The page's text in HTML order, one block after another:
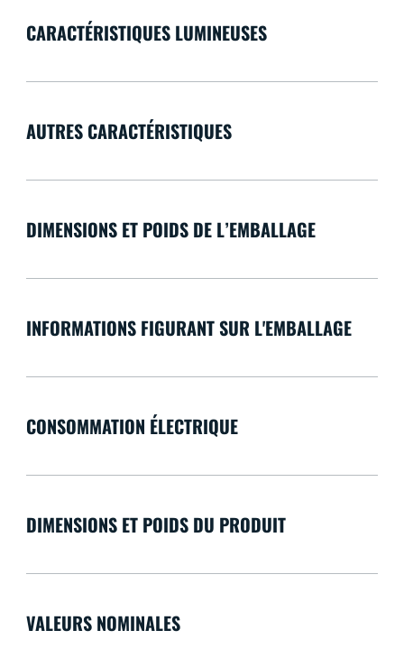
CARACTÉRISTIQUES LUMINEUSES
AUTRES CARACTÉRISTIQUES
DIMENSIONS ET POIDS DE L’EMBALLAGE
INFORMATIONS FIGURANT SUR L'EMBALLAGE
CONSOMMATION ÉLECTRIQUE
DIMENSIONS ET POIDS DU PRODUIT
VALEURS NOMINALES